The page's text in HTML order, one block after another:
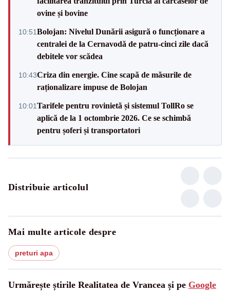
ovine și bovine
10:51Bolojan: Nivelul Dunării asigură o funcționare a
centralei de la Cernavodă de patru-cinci zile dacă
debitele vor scădea
10:43Criza din energie. Cine scapă de măsurile de
raționalizare impuse de Bolojan
10:01Tarifele pentru rovinietă și sistemul TollRo se
aplică de la 1 octombrie 2026. Ce se schimbă
pentru șoferi și transportatori
Distribuie articolul
Mai multe articole despre
preturi apa
Urmărește știrile Realitatea de Vrancea și pe Google